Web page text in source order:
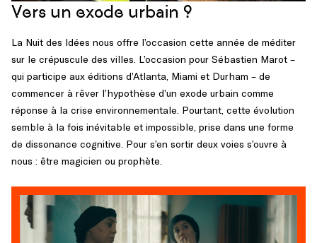
Vers un exode urbain ?
La Nuit des Idées nous offre l’occasion cette année de méditer
sur le crépuscule des villes. L’occasion pour Sébastien Marot –
qui participe aux éditions d’Atlanta, Miami et Durham – de
commencer à rêver l’hypothèse d’un exode urbain comme
réponse à la crise environnementale. Pourtant, cette évolution
semble à la fois inévitable et impossible, prise dans une forme
de dissonance cognitive. Pour s’en sortir deux voies s’ouvre à
nous : être magicien ou prophète.